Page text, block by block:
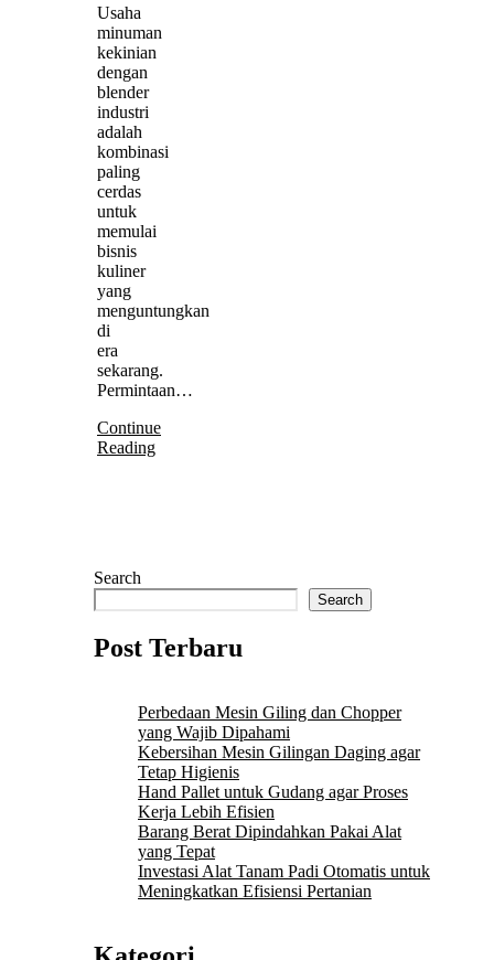
Usaha
minuman
kekinian
dengan
blender
industri
adalah
kombinasi
paling
cerdas
untuk
memulai
bisnis
kuliner
yang
menguntungkan
di
era
sekarang.
Permintaan…
Continue
Reading
Search
Search
Post Terbaru
Perbedaan Mesin Giling dan Chopper
yang Wajib Dipahami
Kebersihan Mesin Gilingan Daging agar
Tetap Higienis
Hand Pallet untuk Gudang agar Proses
Kerja Lebih Efisien
Barang Berat Dipindahkan Pakai Alat
yang Tepat
Investasi Alat Tanam Padi Otomatis untuk
Meningkatkan Efisiensi Pertanian